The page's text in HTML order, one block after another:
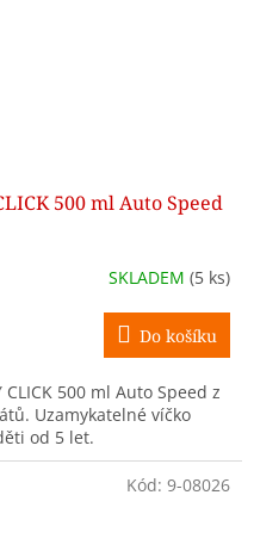
500 ml Auto Speed
SKLADEM (5 ks)
Do košíku
500 ml Auto Speed z
Uzamykatelné víčko
od 5 let.
Kód: 9-08026